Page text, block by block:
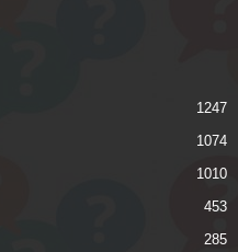
1247
1074
1010
453
285